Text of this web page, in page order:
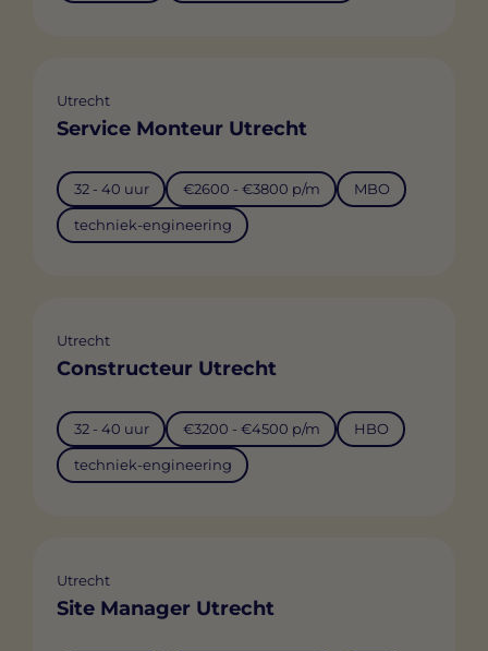
Utrecht
Service Monteur Utrecht
32 - 40 uur €2600 - €3800 p/m MBO
techniek-engineering
Utrecht
Constructeur Utrecht
32 - 40 uur €3200 - €4500 p/m HBO
techniek-engineering
Utrecht
Site Manager Utrecht